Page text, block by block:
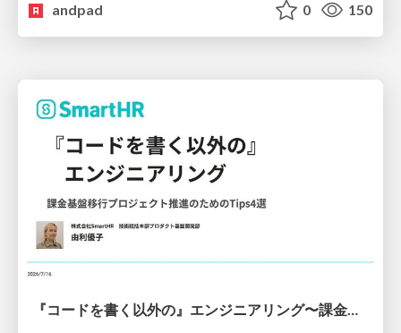
andpad
0 150
『コードを書く以外の』エンジニアリング〜課金基盤移行プロジェクト推進のためのTips4選